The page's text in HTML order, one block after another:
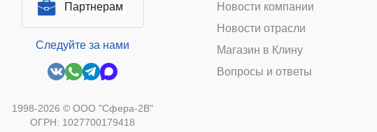
Партнерам
Следуйте за нами
1998-2026 © ООО "Сфера-2В"
ОГРН: 1027700179418
Новости компании
Новости отрасли
Магазин в Клину
Вопросы и ответы